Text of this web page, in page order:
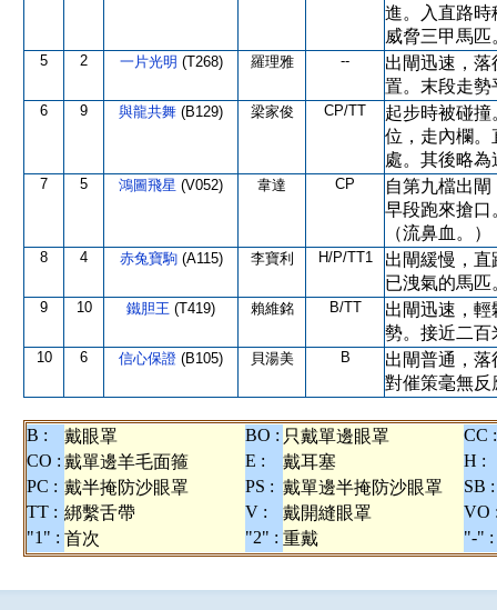
進。入直路時
威脅三甲馬匹
5 2 一片光明 (T268) 羅理雅 --
出閘迅速，
置。末段走勢
6 9 與龍共舞 (B129) 梁家俊 CP/TT
起步時被碰
位，走內欄。
處。其後略為
7 5 鴻圖飛星 (V052) 韋達 CP
自第九檔出
早段跑來搶口
（流鼻血。）
8 4 赤兔寶駒 (A115) 李寶利 H/P/TT1
出閘緩慢，
已洩氣的馬匹
9 10 鐵胆王 (T419) 賴維銘 B/TT
出閘迅速，
勢。接近二百
10 6 信心保證 (B105) 貝湯美 B
出閘普通，
對催策毫無反
B : 戴眼罩 BO : 只戴單邊眼罩
CC :
CO : 戴單邊羊毛面箍 E : 戴耳塞
H :
PC : 戴半掩防沙眼罩 PS : 戴單邊半掩防沙眼罩
SB :
TT : 綁繫舌帶 V : 戴開縫眼罩
VO
"1" : 首次 "2" : 重戴 "-" :